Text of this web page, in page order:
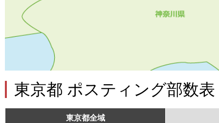
東京都 ポスティング部数表
東京都全域